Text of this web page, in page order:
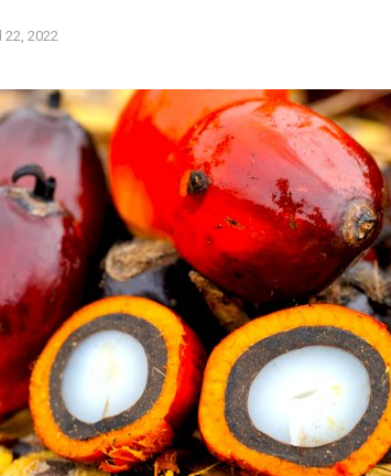
22, 2022